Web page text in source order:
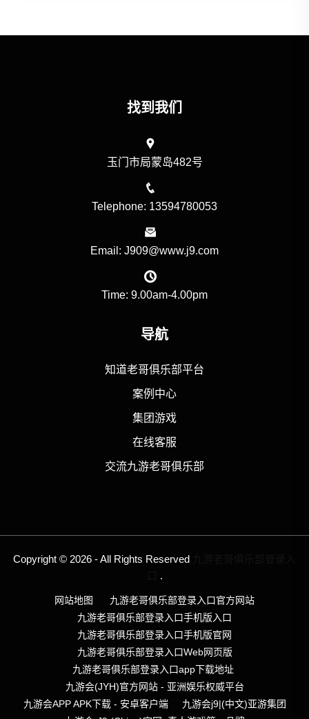
找到我们
玉门市局蒙岛482号
Telephone: 13594780053
Email: J909@www.j9.com
Time: 9.00am-4.00pm
导航
知道老哥俱乐部平台
案例中心
集团游戏
在线客服
交流九游老哥俱乐部
Copyright © 2026 - All Rights Reserved
.
网站地图
九游老哥俱乐部登录入口官方网站
九游老哥俱乐部登录入口手机版入口
九游老哥俱乐部登录入口手机版官网
九游老哥俱乐部登录入口Web网页版
九游老哥俱乐部登录入口app下载地址
九游会(JYH)官方网站 - 亚洲娱乐权威平台
九游会APP APK下载 - 安卓客户端
九游会j9|(中文)亚游集团